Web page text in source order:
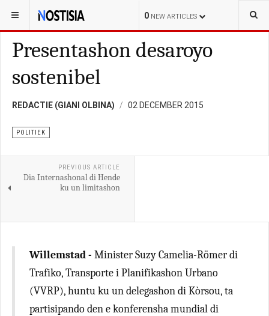
0 NEW ARTICLES
YOU ARE HERE: CURAÇAO POLITIEK
Presentashon desaroyo
sostenibel
REDACTIE (GIANI OLBINA) 02 DECEMBER 2015
POLITIEK
PREVIOUS ARTICLE
Dia Internashonal di Hende
ku un limitashon
Willemstad - Minister Suzy Camelia-Römer di
Trafiko, Transporte i Planifikashon Urbano
(VVRP), huntu ku un delegashon di Kòrsou, ta
partisipando den e konferensha mundial di